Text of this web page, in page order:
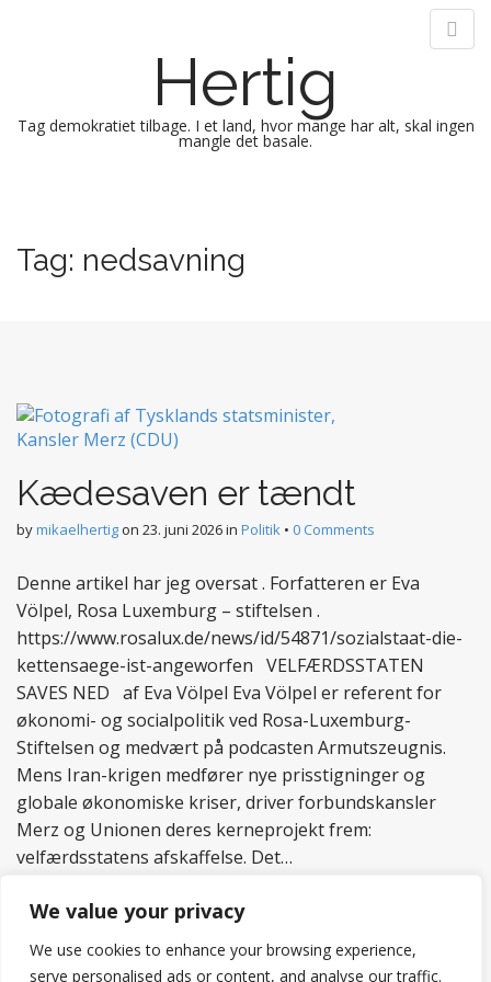
We value your privacy
We use cookies to enhance your browsing experience,
serve personalised ads or content, and analyse our traffic.
Hertig
Tag demokratiet tilbage. I et land, hvor mange har alt, skal ingen
mangle det basale.
i
n
p
t
e
n
Tag: nedsavning
Kædesaven er tændt
bymikaelhertigon 23. juni 2026in Politik • 0 Comments
Denne artikel har jeg oversat . Forfatteren er Eva
Völpel, Rosa Luxemburg – stiftelsen .
https://www.rosalux.de/news/id/54871/sozialstaat-die-
kettensaege-ist-angeworfen VELFÆRDSSTATEN
SAVES NED af Eva Völpel Eva Völpel er referent for
økonomi- og socialpolitik ved Rosa-Luxemburg-
Stiftelsen og medvært på podcasten Armutszeugnis.
Mens Iran-krigen medfører nye prisstigninger og
globale økonomiske kriser, driver forbundskansler
Merz og Unionen deres kerneprojekt frem:
velfærdsstatens afskaffelse. Det…
Read more